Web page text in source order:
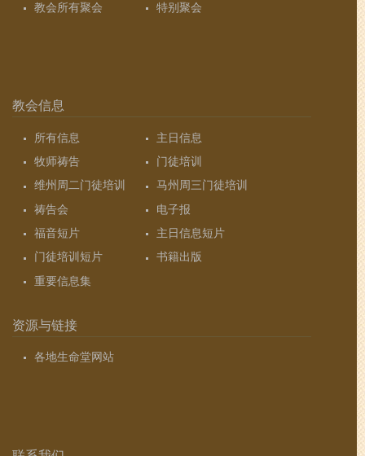
教会所有聚会 特别聚会
教会信息
所有信息
主日信息
牧师祷告
门徒培训
维州周二门徒培训
马州周三门徒培训
祷告会
电子报
福音短片
主日信息短片
门徒培训短片
书籍出版
重要信息集
资源与链接
各地生命堂网站